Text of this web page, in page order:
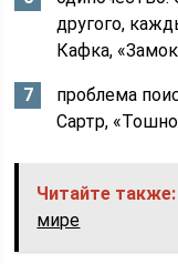
другого,
Кафка,
проблема
Сартр,
Читайте также:
мире